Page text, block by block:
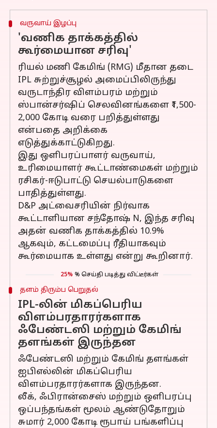
வருவாய் இழப்பு
'வணிக தாக்கத்தில்
கூர்மையான சரிவு'
ரியல் மணி கேமிங் (RMG) மீதான தடை
IPL சுற்றுச்சூழல் அமைப்பிலிருந்து
வருடாந்திர விளம்பரம் மற்றும்
ஸ்பான்சர்ஷிப் செலவினங்களை ₹1,500-
2,000 கோடி வரை பறித்துள்ளது
என்பதை அறிக்கை
எடுத்துக்காட்டுகிறது.
இது ஒளிபரப்பாளர் வருவாய்,
உரிமையாளர் கூட்டாண்மைகள் மற்றும்
ரசிகர்-ஈடுபாட்டு செயல்பாடுகளை
பாதித்துள்ளது.
D&P அட்வைசரியின் நிர்வாக
கூட்டாளியான சந்தோஷ் N, இந்த சரிவு
அதன் வணிக தாக்கத்தில் 10.9%
ஆகவும், கட்டமைப்பு ரீதியாகவும்
கூர்மையாக உள்ளது என்று கூறினார்.
25% % செய்தி படித்து விட்டீர்கள்
தளம் திரும்ப பெறுதல்
IPL-லின் மிகப்பெரிய
விளம்பரதாரர்களாக
ஃபேண்டஸி மற்றும் கேமிங்
தளங்கள் இருந்தன
ஃபேண்டஸி மற்றும் கேமிங் தளங்கள்
ஐபிஎல்லின் மிகப்பெரிய
விளம்பரதாரர்களாக இருந்தன.
லீக், ஃபிரான்சைஸ் மற்றும் ஒளிபரப்பு
ஒப்பந்தங்கள் மூலம் ஆண்டுதோறும்
சுமார் 2,000 கோடி ரூபாய் பங்களிப்பு